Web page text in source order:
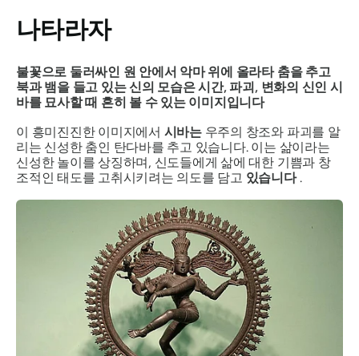
나타라자
불꽃으로 둘러싸인 원 안에서 악마 위에 올라타 춤을 추고
북과 뱀을 들고 있는 신의 모습은 시간, 파괴, 변화의 신인 시
바를 묘사할 때 흔히 볼 수 있는 이미지입니다
이 흥미진진한 이미지에서 시바는 우주의 창조와 파괴를 알
리는 신성한 춤인 탄다바를 추고 있습니다. 이는 삶이라는
신성한 놀이를 상징하며, 신도들에게 삶에 대한 기쁨과 창
조적인 태도를 고취시키려는 의도를 담고 있습니다.